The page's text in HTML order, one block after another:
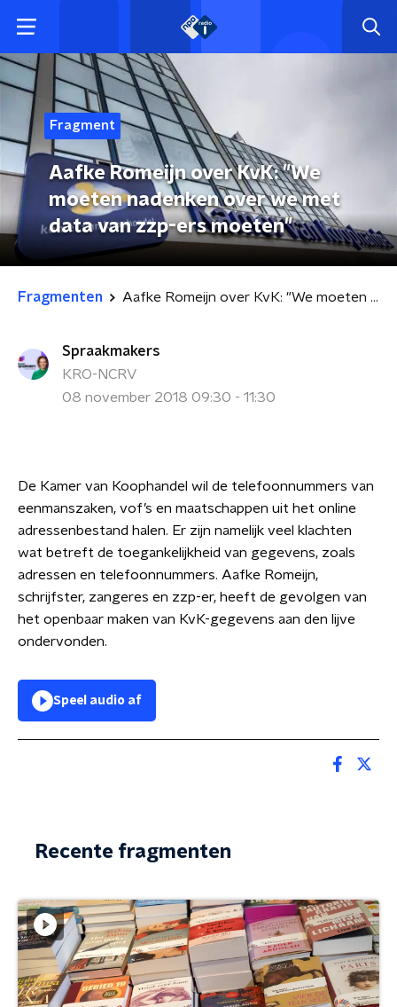
Fragment
Aafke Romeijn over KvK: "We
moeten nadenken over we met
data van zzp-ers moeten"
Fragmenten Aafke Romeijn over KvK: "We moeten nadenken over we met data van zzp-ers moeten"
Spraakmakers
KRO-NCRV
08 november 2018 09:30 - 11:30
De Kamer van Koophandel wil de telefoonnummers van
eenmanszaken, vof’s en maatschappen uit het online
adressenbestand halen. Er zijn namelijk veel klachten
wat betreft de toegankelijkheid van gegevens, zoals
adressen en telefoonnummers. Aafke Romeijn,
schrijfster, zangeres en zzp-er, heeft de gevolgen van
het openbaar maken van KvK-gegevens aan den lijve
ondervonden.
Speel audio af
Recente fragmenten